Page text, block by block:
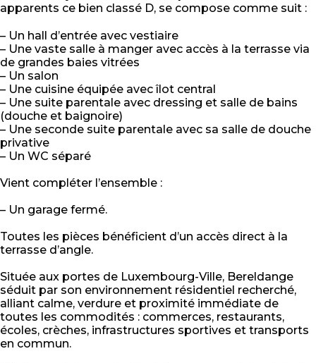
apparents ce bien classé D, se compose comme suit :
– Un hall d’entrée avec vestiaire
– Une vaste salle à manger avec accès à la terrasse via
de grandes baies vitrées
– Un salon
– Une cuisine équipée avec îlot central
– Une suite parentale avec dressing et salle de bains
(douche et baignoire)
– Une seconde suite parentale avec sa salle de douche
privative
– Un WC séparé
Vient compléter l’ensemble :
– Un garage fermé.
Toutes les pièces bénéficient d’un accès direct à la
terrasse d’angle.
Située aux portes de Luxembourg-Ville, Bereldange
séduit par son environnement résidentiel recherché,
alliant calme, verdure et proximité immédiate de
toutes les commodités : commerces, restaurants,
écoles, crèches, infrastructures sportives et transports
en commun.